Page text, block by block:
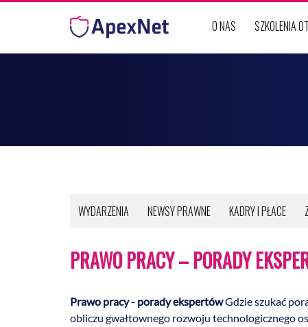
Przejdź do treści
O NAS SZKOLENIA
WYDARZENIA NEWSY PRAWNE KADRY I PŁACE
PRAWO PRACY – PORADY
Prawo pracy - porady ekspertówGdzie szukać
obliczu gwałtownego rozwoju technologicznego